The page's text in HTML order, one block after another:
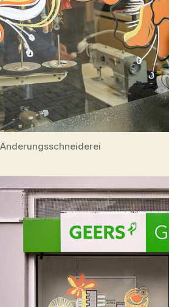
Änderungsschneiderei